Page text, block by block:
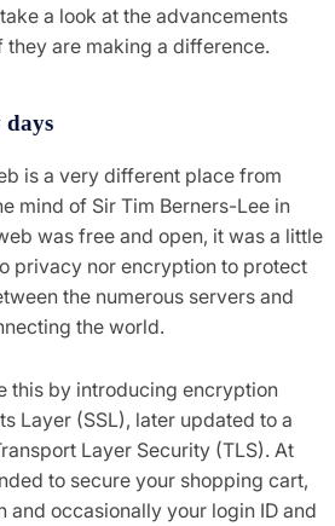
a look at the advancements
they are making a difference.
days
is a very different place from
mind of Sir Tim Berners-Lee in
was free and open, it was a little
privacy nor encryption to protect
the numerous servers and
the world.
this by introducing encryption
Layer (SSL), later updated to a
Layer Security (TLS). At
to secure your shopping cart,
occasionally your login ID and